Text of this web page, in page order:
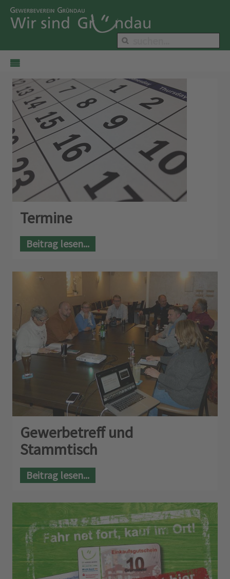
Termine
Beitrag lesen...
Gewerbetreff und
Stammtisch
Beitrag lesen...